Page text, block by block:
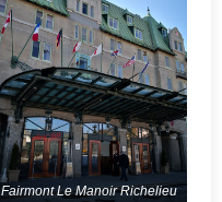
Fairmont Le Manoir Richelieu